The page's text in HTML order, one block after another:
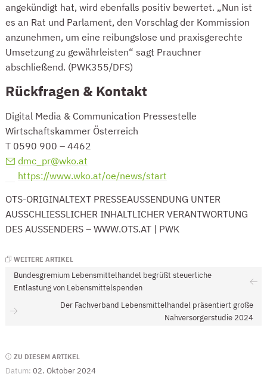
angekündigt hat, wird ebenfalls positiv bewertet. „Nun ist
es an Rat und Parlament, den Vorschlag der Kommission
anzunehmen, um eine reibungslose und praxisgerechte
Umsetzung zu gewährleisten“ sagt Prauchner
abschließend. (PWK355/DFS)
Rückfragen & Kontakt
Digital Media & Communication Pressestelle
Wirtschaftskammer Österreich
T 0590 900 – 4462
dmc_pr@wko.at
https://www.wko.at/oe/news/start
OTS-ORIGINALTEXT PRESSEAUSSENDUNG UNTER
AUSSCHLIESSLICHER INHALTLICHER VERANTWORTUNG
DES AUSSENDERS – WWW.OTS.AT | PWK
WEITERE ARTIKEL
Bundesgremium Lebensmittelhandel begrüßt steuerliche
Entlastung von Lebensmittelspenden
Der Fachverband Lebensmittelhandel präsentiert große
Nahversorgerstudie 2024
Seitenleiste
ZU DIESEM ARTIKEL
Datum: 02. Oktober 2024